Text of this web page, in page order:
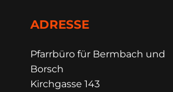
ADRESSE
Pfarrbüro für Bermbach und
Borsch
Kirchgasse 143